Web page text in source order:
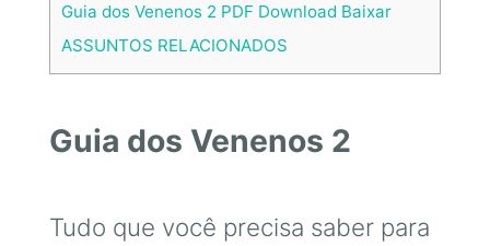
Guia dos Venenos 2 PDF Download Baixar
ASSUNTOS RELACIONADOS
Guia dos Venenos 2
Tudo que você precisa saber para